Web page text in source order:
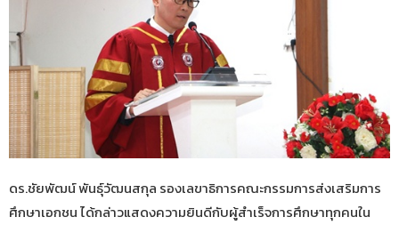
ดร.ชัยพัฒน์ พันธุ์วัฒนสกุล รองเลขาธิการคณะกรรมการส่งเสริมการ
ศึกษาเอกชน ได้กล่าวแสดงความยินดีกับผู้สำเร็จการศึกษาทุกคนใน